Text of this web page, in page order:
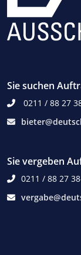
Sie suchen
0211 / 88 27
Sie vergeben
0211 / 88 27